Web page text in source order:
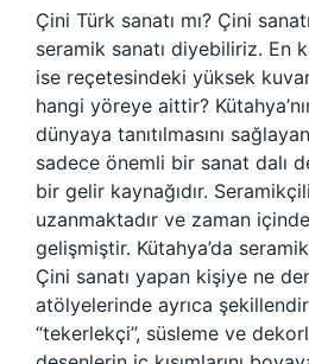
Çini Türk sanatı mı? Çini
seramik sanatı diyebiliriz. En
ise reçetesindeki yüksek
hangi yöreye aittir?
dünyaya tanıtılmasını
sadece önemli bir sanat dalı
bir gelir kaynağıdır.
uzanmaktadır ve zaman
gelişmiştir. Kütahya’da
Çini sanatı yapan kişiye ne
atölyelerinde ayrıca
“tekerlekçi”, süsleme ve